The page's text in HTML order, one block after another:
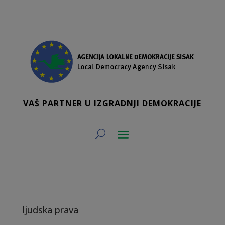
VAŠ PARTNER U IZGRADNJI DEMOKRACIJE
ljudska prava